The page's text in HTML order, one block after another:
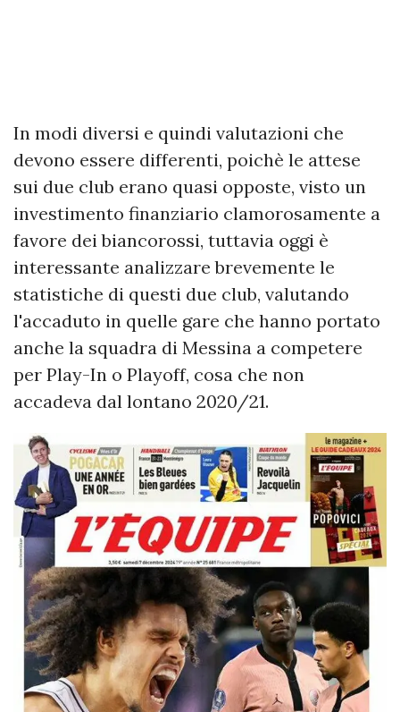
In modi diversi e quindi valutazioni che
devono essere differenti, poichè le attese
sui due club erano quasi opposte, visto un
investimento finanziario clamorosamente a
favore dei biancorossi, tuttavia oggi è
interessante analizzare brevemente le
statistiche di questi due club, valutando
l'accaduto in quelle gare che hanno portato
anche la squadra di Messina a competere
per Play-In o Playoff, cosa che non
accadeva dal lontano 2020/21.